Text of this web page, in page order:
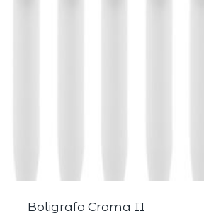
Boligrafo Croma II